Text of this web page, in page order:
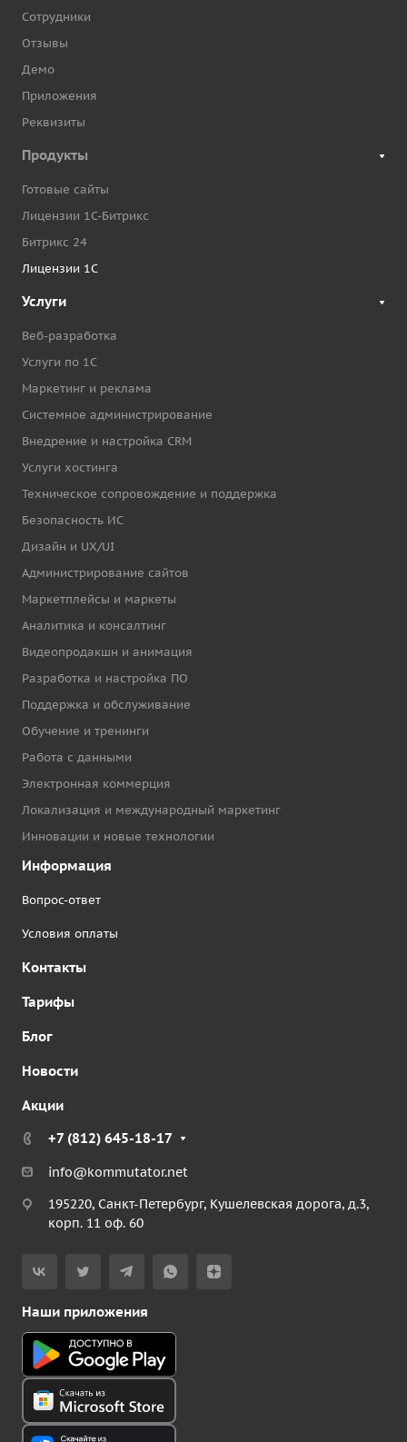
Сотрудники
Отзывы
Демо
Приложения
Реквизиты
Продукты
Готовые сайты
Лицензии 1С-Битрикс
Битрикс 24
Лицензии 1С
Услуги
Веб-разработка
Услуги по 1С
Маркетинг и реклама
Системное администрирование
Внедрение и настройка CRM
Услуги хостинга
Техническое сопровождение и поддержка
Безопасность ИС
Дизайн и UX/UI
Администрирование сайтов
Маркетплейсы и маркеты
Аналитика и консалтинг
Видеопродакшн и анимация
Разработка и настройка ПО
Поддержка и обслуживание
Обучение и тренинги
Работа с данными
Электронная коммерция
Локализация и международный маркетинг
Инновации и новые технологии
Информация
Вопрос-ответ
Условия оплаты
Контакты
Тарифы
Блог
Новости
Акции
+7 (812) 645-18-17
info@kommutator.net
195220, Санкт-Петербург, Кушелевская дорога, д.3,
корп. 11 оф. 60
Наши приложения